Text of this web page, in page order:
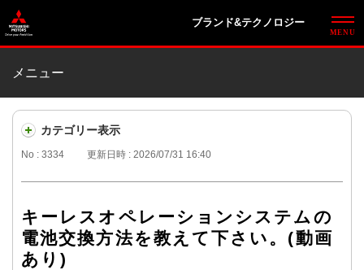
ブランド&テクノロジー
メニュー
カテゴリー表示
No : 3334 更新日時 : 2026/07/31 16:40
キーレスオペレーションシステムの
電池交換方法を教えて下さい。(動画
あり)